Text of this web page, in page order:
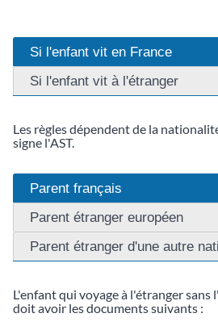
Si l'enfant vit en France
Si l'enfant vit à l'étranger
Les règles dépendent de la
signe l'AST.
Parent français
Parent étranger européen
Parent étranger d'une autre
L'enfant qui voyage à l'étranger sans
doit avoir les documents suivants :